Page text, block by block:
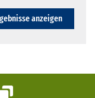
anzeigen